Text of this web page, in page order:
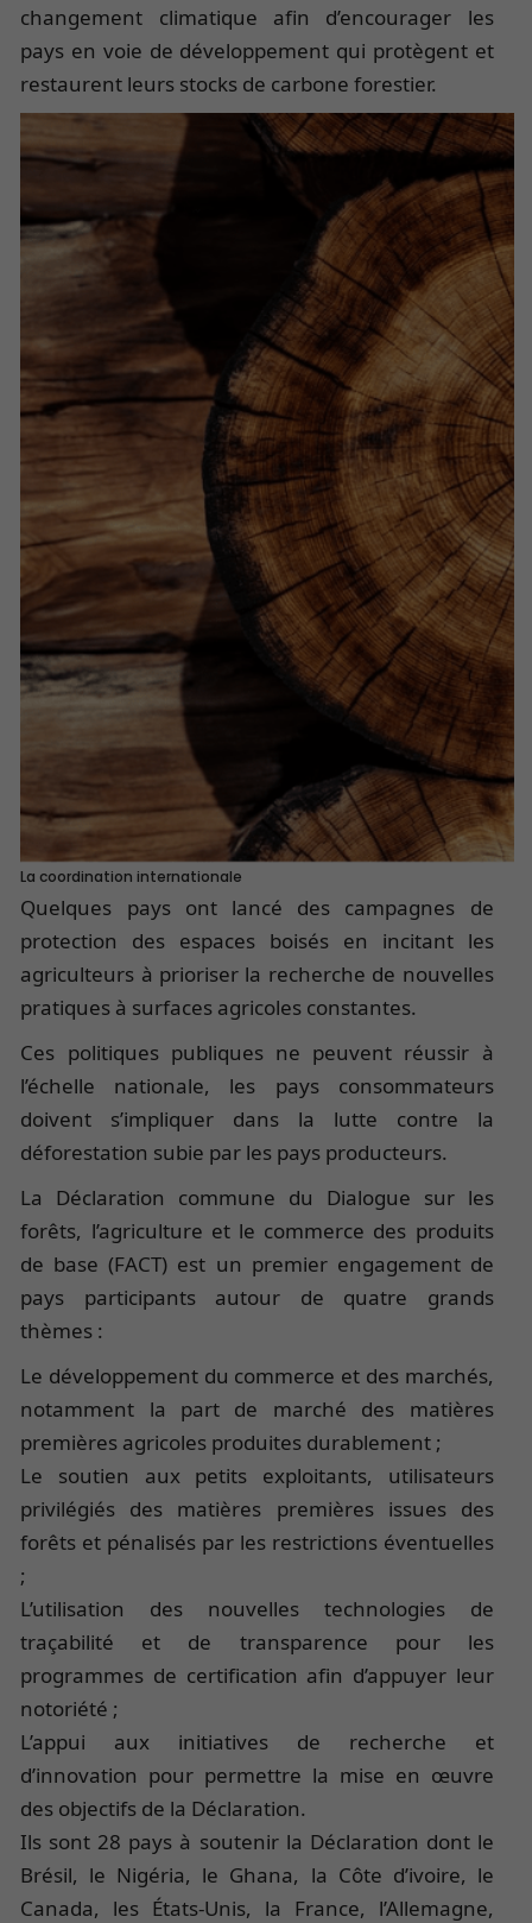
changement climatique afin d’encourager les
pays en voie de développement qui protègent et
restaurent leurs stocks de carbone forestier.
La coordination internationale
Quelques pays ont lancé des campagnes de
protection des espaces boisés en incitant les
agriculteurs à prioriser la recherche de nouvelles
pratiques à surfaces agricoles constantes.
Ces politiques publiques ne peuvent réussir à
l’échelle nationale, les pays consommateurs
doivent s’impliquer dans la lutte contre la
déforestation subie par les pays producteurs.
La Déclaration commune du Dialogue sur les
forêts, l’agriculture et le commerce des produits
de base (FACT) est un premier engagement de
pays participants autour de quatre grands
thèmes :
Le développement du commerce et des marchés,
notamment la part de marché des matières
premières agricoles produites durablement ;
Le soutien aux petits exploitants, utilisateurs
privilégiés des matières premières issues des
forêts et pénalisés par les restrictions éventuelles
;
L’utilisation des nouvelles technologies de
traçabilité et de transparence pour les
programmes de certification afin d’appuyer leur
notoriété ;
L’appui aux initiatives de recherche et
d’innovation pour permettre la mise en œuvre
des objectifs de la Déclaration.
Ils sont 28 pays à soutenir la Déclaration dont le
Brésil, le Nigéria, le Ghana, la Côte d’ivoire, le
Canada, les États-Unis, la France, l’Allemagne,